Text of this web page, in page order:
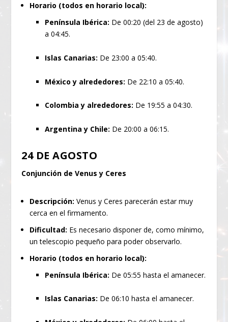
Horario (todos en horario local):
Península Ibérica: De 00:20 (del 23 de agosto)
a 04:45.
Islas Canarias: De 23:00 a 05:40.
México y alrededores: De 22:10 a 05:40.
Colombia y alrededores: De 19:55 a 04:30.
Argentina y Chile: De 20:00 a 06:15.
24 DE AGOSTO
Conjunción de Venus y Ceres
Descripción: Venus y Ceres parecerán estar muy
cerca en el firmamento.
Dificultad: Es necesario disponer de, como mínimo,
un telescopio pequeño para poder observarlo.
Horario (todos en horario local):
Península Ibérica: De 05:55 hasta el amanecer.
Islas Canarias: De 06:10 hasta el amanecer.